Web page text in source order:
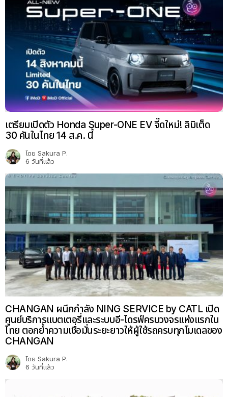
เตรียมเปิดตัว Honda Super-ONE EV จี๊ดใหม่! ลิมิเต็ด
30 คันในไทย 14 ส.ค. นี้
โดย Sakura P.
6 วันที่แล้ว
CHANGAN ผนึกกำลัง NING SERVICE by CATL เปิด
ศูนย์บริการแบตเตอรี่และระบบอี-ไดรฟ์ครบวงจรแห่งแรกใน
ไทย ตอกย้ำความเชื่อมั่นระยะยาวให้ผู้ใช้รถครบทุกโมเดลของ
CHANGAN
โดย Sakura P.
6 วันที่แล้ว